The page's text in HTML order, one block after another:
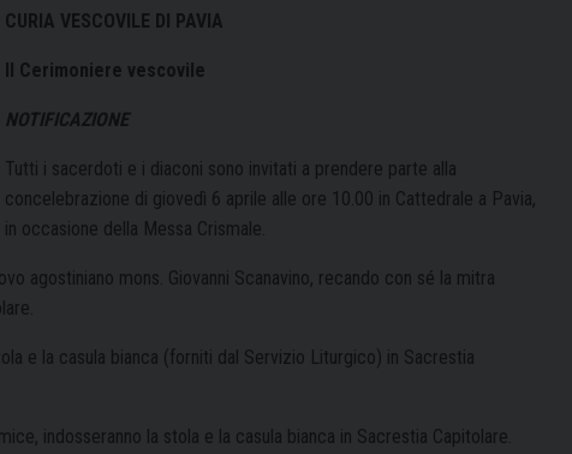
CURIA VESCOVILE DI PAVIA
Il Cerimoniere vescovile
NOTIFICAZIONE
Tutti i sacerdoti e i diaconi sono invitati a prendere parte alla
concelebrazione di giovedì 6 aprile alle ore 10.00 in Cattedrale a Pavia,
in occasione della Messa Crismale.
agostiniano mons. Giovanni Scanavino, recando con sé la mitra
e la casula bianca (forniti dal Servizio Liturgico) in Sacrestia
indosseranno la stola e la casula bianca in Sacrestia Capitolare.